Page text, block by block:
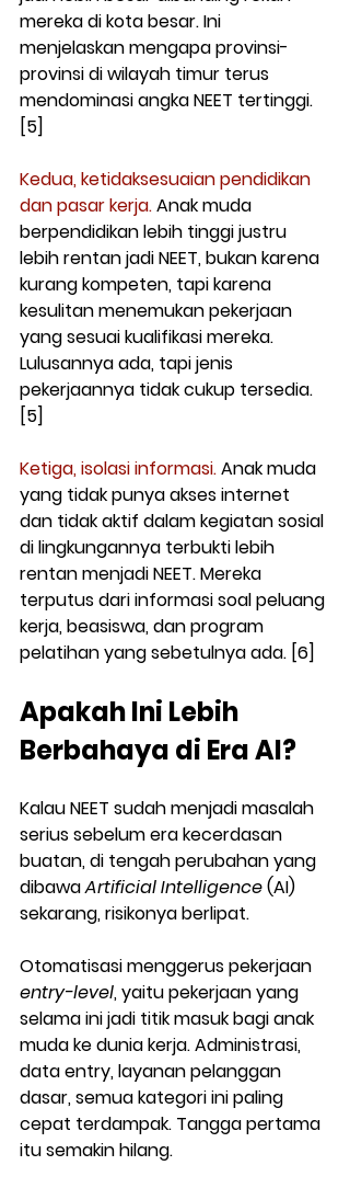
mereka di kota besar. Ini
menjelaskan mengapa provinsi-
provinsi di wilayah timur terus
mendominasi angka NEET tertinggi.
[5]
Kedua, ketidaksesuaian pendidikan
dan pasar kerja. Anak muda
berpendidikan lebih tinggi justru
lebih rentan jadi NEET, bukan karena
kurang kompeten, tapi karena
kesulitan menemukan pekerjaan
yang sesuai kualifikasi mereka.
Lulusannya ada, tapi jenis
pekerjaannya tidak cukup tersedia.
[5]
Ketiga, isolasi informasi. Anak muda
yang tidak punya akses internet
dan tidak aktif dalam kegiatan sosial
di lingkungannya terbukti lebih
rentan menjadi NEET. Mereka
terputus dari informasi soal peluang
kerja, beasiswa, dan program
pelatihan yang sebetulnya ada. [6]
Apakah Ini Lebih
Berbahaya di Era AI?
Kalau NEET sudah menjadi masalah
serius sebelum era kecerdasan
buatan, di tengah perubahan yang
dibawa Artificial Intelligence (AI)
sekarang, risikonya berlipat.
Otomatisasi menggerus pekerjaan
entry-level, yaitu pekerjaan yang
selama ini jadi titik masuk bagi anak
muda ke dunia kerja. Administrasi,
data entry, layanan pelanggan
dasar, semua kategori ini paling
cepat terdampak. Tangga pertama
itu semakin hilang.